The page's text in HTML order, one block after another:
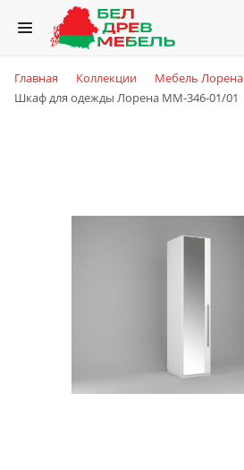
Главная Коллекции
Мебель Лорена
Шкаф для одежды Лорена ММ-346-01/01